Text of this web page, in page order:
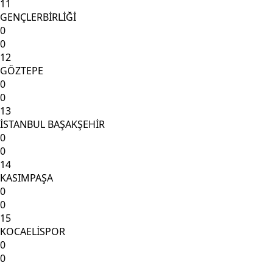
11
GENÇLERBİRLİĞİ
0
0
12
GÖZTEPE
0
0
13
İSTANBUL BAŞAKŞEHİR
0
0
14
KASIMPAŞA
0
0
15
KOCAELİSPOR
0
0